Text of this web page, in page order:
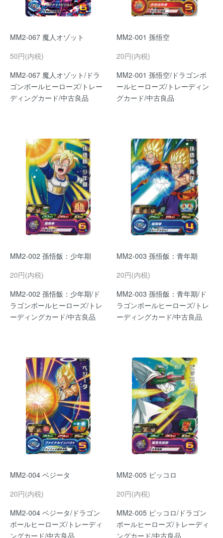
MM2-067 魔人オゾット
50円(内税)
MM2-067 魔人オゾット/ドラ
ゴンボールヒーローズ/トレー
ディングカード/中古良品
MM2-001 孫悟空
20円(内税)
MM2-001 孫悟空/ドラゴンボ
ールヒーローズ/トレーディン
グカード/中古良品
MM2-002 孫悟飯：少年期
20円(内税)
MM2-002 孫悟飯：少年期/ド
ラゴンボールヒーローズ/トレ
ーディングカード/中古良品
MM2-003 孫悟飯：青年期
20円(内税)
MM2-003 孫悟飯：青年期/ド
ラゴンボールヒーローズ/トレ
ーディングカード/中古良品
MM2-004 ベジータ
20円(内税)
MM2-004 ベジータ/ドラゴン
ボールヒーローズ/トレーディ
ングカード/中古良品
MM2-005 ピッコロ
20円(内税)
MM2-005 ピッコロ/ドラゴン
ボールヒーローズ/トレーディ
ングカード/中古良品